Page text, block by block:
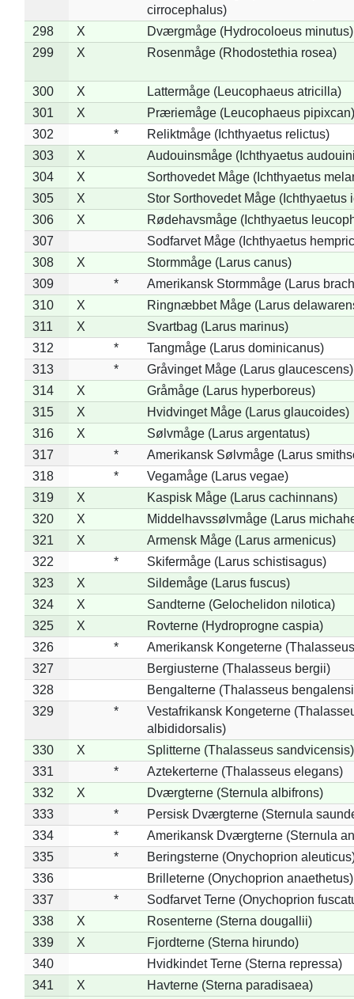
cirrocephalus)
298
X
Dværgmåge (Hydrocoloeus minutus)
299
X Rosenmåge (Rhodostethia rosea)
300 X
Lattermåge (Leucophaeus atricilla)
301
X
Præriemåge (Leucophaeus pipixcan)
302
*
Reliktmåge (Ichthyaetus relictus)
303
X
Audouinsmåge (Ichthyaetus
304
X
Sorthovedet Måge (Ichthyaetus
305
X
Stor Sorthovedet Måge (Ichthyaetus
306
X
Rødehavsmåge (Ichthyaetus
307
Sodfarvet Måge (Ichthyaetus
308
X
Stormmåge (Larus canus)
309
*
Amerikansk Stormmåge (Larus
310
X
Ringnæbbet Måge (Larus
311
X
Svartbag (Larus marinus)
312
*
Tangmåge (Larus dominicanus)
313
*
Gråvinget Måge (Larus glaucescens)
314
X
Gråmåge (Larus hyperboreus)
315
X
Hvidvinget Måge (Larus glaucoides)
316
X
Sølvmåge (Larus argentatus)
317
*
Amerikansk Sølvmåge (Larus
318
*
Vegamåge (Larus vegae)
319
X
Kaspisk Måge (Larus cachinnans)
320
X
Middelhavssølvmåge (Larus
321
X
Armensk Måge (Larus armenicus)
322
*
Skifermåge (Larus schistisagus)
323
X
Sildemåge (Larus fuscus)
324
X
Sandterne (Gelochelidon nilotica)
325
X
Rovterne (Hydroprogne caspia)
326
*
Amerikansk Kongeterne
327
Bergiusterne (Thalasseus bergii)
328
Bengalterne (Thalasseus
329
*
Vestafrikansk Kongeterne
albididorsalis)
330
X
Splitterne (Thalasseus sandvicensis)
331
*
Aztekerterne (Thalasseus elegans)
332
X
Dværgterne (Sternula albifrons)
333
*
Persisk Dværgterne (Sternula
334
*
Amerikansk Dværgterne (Sternula
335
*
Beringsterne (Onychoprion
336
Brilleterne (Onychoprion anaethetus)
337
*
Sodfarvet Terne (Onychoprion
338
X
Rosenterne (Sterna dougallii)
339
X
Fjordterne (Sterna hirundo)
340
Hvidkindet Terne (Sterna repressa)
341
X Havterne (Sterna paradisaea)